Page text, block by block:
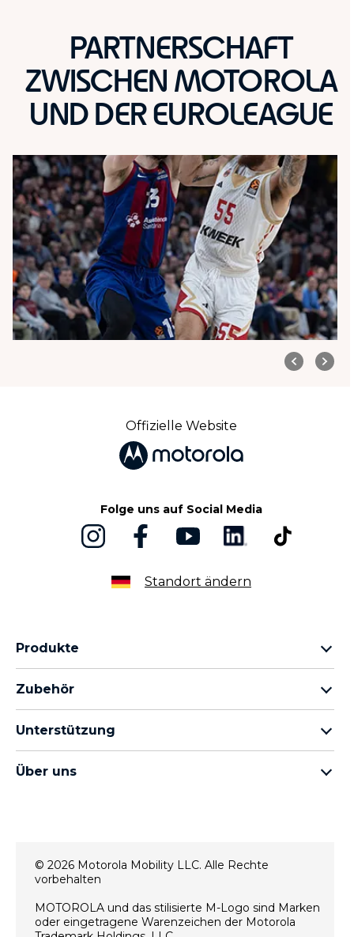
PARTNERSCHAFT
ZWISCHEN MOTOROLA
UND DER EUROLEAGUE
Offizielle Website
Folge uns auf Social Media
Standort ändern
Produkte
moto g Familie
thinkphone by motorola
Zubehör
moto tag
Unterstützung
Meine Bestellungen
Wiederherstellung und Smart-Assistent
Über uns
Nutzungsbedingungen
Innovation
© 2026 Motorola Mobility LLC. Alle Rechte
vorbehalten
MOTOROLA und das stilisierte M-Logo sind Marken
oder eingetragene Warenzeichen der Motorola